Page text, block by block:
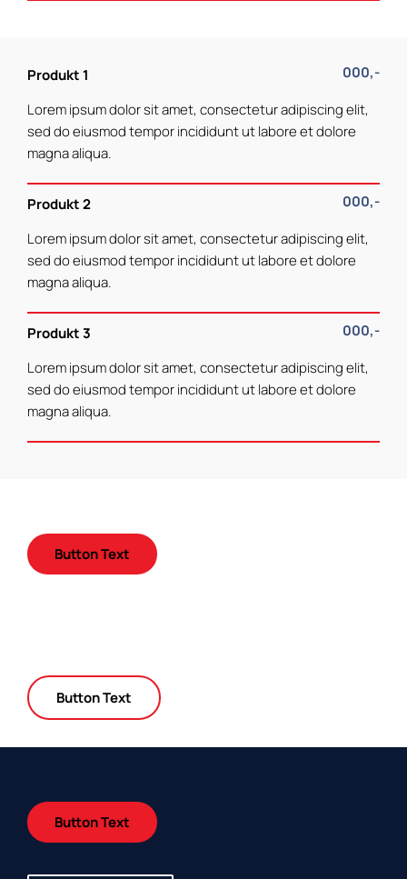
Produkt 1
000,-
Lorem ipsum dolor sit amet, consectetur adipiscing elit,
sed do eiusmod tempor incididunt ut labore et dolore
magna aliqua.
Produkt 2
000,-
Lorem ipsum dolor sit amet, consectetur adipiscing elit,
sed do eiusmod tempor incididunt ut labore et dolore
magna aliqua.
Produkt 3
000,-
Lorem ipsum dolor sit amet, consectetur adipiscing elit,
sed do eiusmod tempor incididunt ut labore et dolore
magna aliqua.
Button Text
Button Text
Button Text